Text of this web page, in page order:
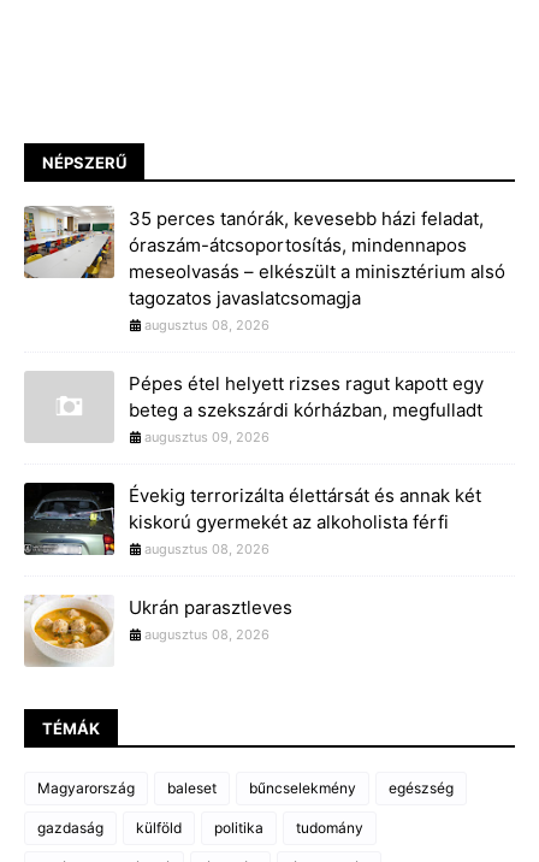
NÉPSZERŰ
35 perces tanórák, kevesebb házi feladat,
óraszám-átcsoportosítás, mindennapos
meseolvasás – elkészült a minisztérium alsó
tagozatos javaslatcsomagja
augusztus 08, 2026
Pépes étel helyett rizses ragut kapott egy
beteg a szekszárdi kórházban, megfulladt
augusztus 09, 2026
Évekig terrorizálta élettársát és annak két
kiskorú gyermekét az alkoholista férfi
augusztus 08, 2026
Ukrán parasztleves
augusztus 08, 2026
TÉMÁK
Magyarország baleset bűncselekmény egészség
gazdaság külföld politika tudomány